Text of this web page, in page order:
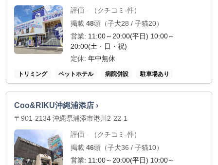
評価 -
（クチコミ-件）
掲載 48頭（子犬28 / 子猫20）
営業: 11:00～20:00(平日) 10:00～
20:00(土・日・祝)
定休: 年中無休
トリミング ペットホテル 病院併設 駐車場あり
Coo&RIKU沖縄浦添店 ›
〒901-2134 沖縄県浦添市港川2-22-1
評価 -
（クチコミ-件）
掲載 46頭（子犬36 / 子猫10）
営業: 11:00～20:00(平日) 10:00～